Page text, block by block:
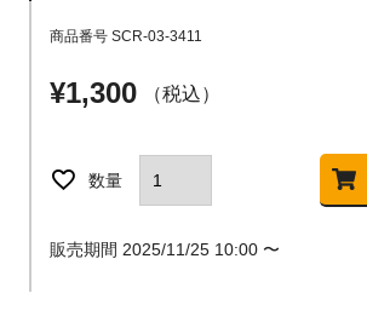
商品番号 SCR-03-3411
¥1,300 税込
販売期間 2025/11/25 10:00 〜